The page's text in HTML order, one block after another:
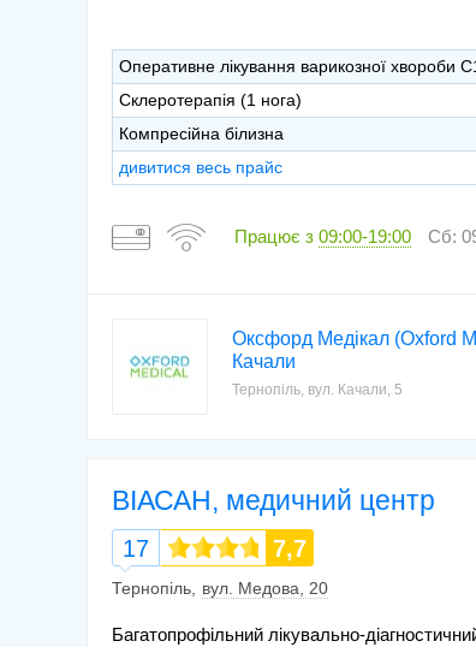
Оперативне лікування варикозної хвороби
Склеротерапія (1 нога)
Компресійна білизна
дивитися весь прайс
Працює з 09:00-19:00 Сб:
Оксфорд Медікал (Oxford
Качали
Тернопіль, вул. Качали, 5
ВІАСАН, медичний центр
17 7,7
Тернопіль вул. Медова, 20
Багатопрофільний лікувально-